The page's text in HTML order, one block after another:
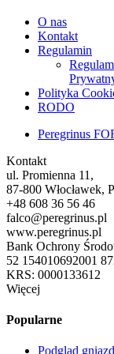
O nas
Kontakt
Regulamin
Polityka
RODO
Peregrinus
Kontakt
ul. Promienna 11,
87-800 Włocławek,
+48 608 36 56 46
falco@peregrinus.pl
www.peregrinus.pl
Bank Ochrony
52 154010692001
KRS: 0000133612
Więcej
Popularne
Podgląd